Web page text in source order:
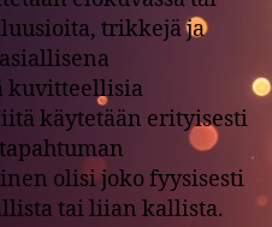
trikkejä ja
kuvitteellisia
käytetään erityisesti
olisi joko fyysisesti
tai liian kallista.